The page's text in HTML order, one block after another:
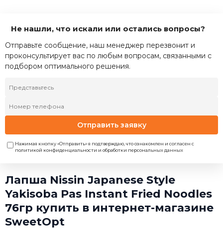
Не нашли, что искали или остались вопросы?
Отправьте сообщение, наш менеджер перезвонит и
проконсультирует вас по любым вопросам, связанными с
подбором оптимального решения.
Отправить заявку
Нажимая кнопку «Отправить» я подтверждаю, что ознакомлен и согласен с
политикой конфиденциальности и обработки персональных данных
Лапша Nissin Japanese Style
Yakisoba Pas Instant Fried Noodles
76гр купить в интернет-магазине
SweetOpt